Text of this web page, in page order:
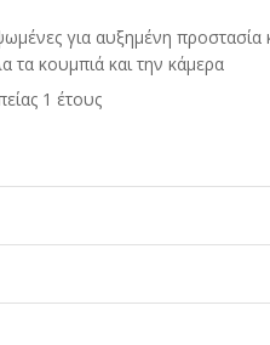
για αυξημένη
τα κουμπιά και την κάμερα
1 έτους